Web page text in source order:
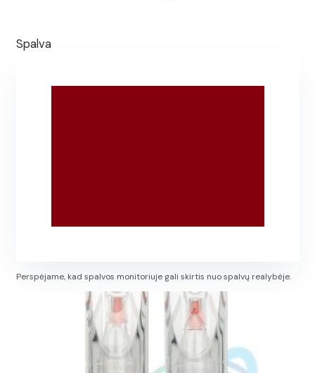
Spalva
Perspėjame, kad spalvos monitoriuje gali skirtis nuo spalvų realybėje.